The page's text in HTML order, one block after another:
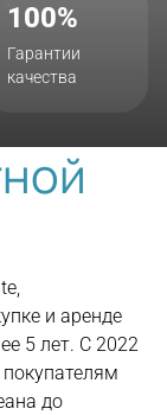
100%
Гарантии
качества
и аренде
5 лет. С 2022
до